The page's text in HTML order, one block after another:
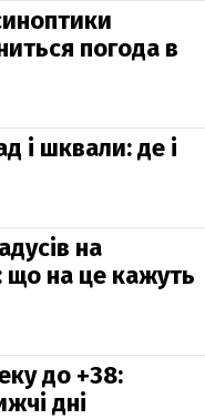
погода в
і шквали: де і
на
на це кажуть
до +38:
дні